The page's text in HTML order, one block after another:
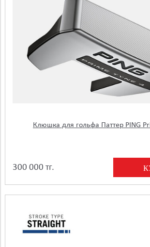
Клюшка для гольфа Паттер PING
300 000 тг.